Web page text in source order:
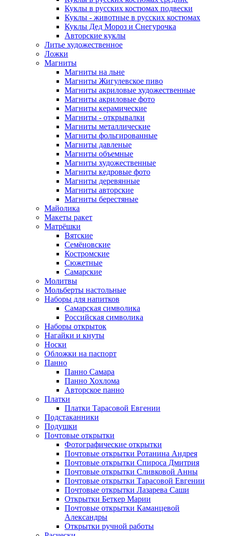
Куклы в русских костюмах подвески
Куклы - животные в русских костюмах
Куклы Дед Мороз и Снегурочка
Авторские куклы
Литье художественное
Ложки
Магниты
Магниты на льне
Магниты Жигулевское пиво
Магниты акриловые художественные
Магниты акриловые фото
Магниты керамические
Магниты - открывалки
Магниты металлические
Магниты фольгированные
Магниты давленые
Магниты объемные
Магниты художественные
Магниты кедровые фото
Магниты деревянные
Магниты авторские
Магниты берестяные
Майолика
Макеты ракет
Матрёшки
Вятские
Семёновские
Костромские
Сюжетные
Самарские
Молитвы
Мольберты настольные
Наборы для напитков
Самарская символика
Российская символика
Наборы открыток
Нагайки и кнуты
Носки
Обложки на паспорт
Панно
Панно Самара
Панно Хохлома
Авторское панно
Платки
Платки Тарасовой Евгении
Подстаканники
Подушки
Почтовые открытки
Фотографические открытки
Почтовые открытки Ротанина Андрея
Почтовые открытки Спироса Дмитрия
Почтовые открытки Сливковой Анны
Почтовые открытки Тарасовой Евгении
Почтовые открытки Лазарева Саши
Открытки Беткер Марии
Почтовые открытки Каманцевой
Александры
Открытки ручной работы